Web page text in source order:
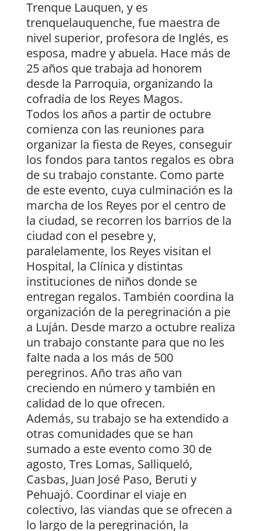
Trenque Lauquen, y es
trenquelauquenche, fue maestra de
nivel superior, profesora de Inglés, es
esposa, madre y abuela. Hace más de
25 años que trabaja ad honorem
desde la Parroquia, organizando la
cofradía de los Reyes Magos.
Todos los años a partir de octubre
comienza con las reuniones para
organizar la fiesta de Reyes, conseguir
los fondos para tantos regalos es obra
de su trabajo constante. Como parte
de este evento, cuya culminación es la
marcha de los Reyes por el centro de
la ciudad, se recorren los barrios de la
ciudad con el pesebre y,
paralelamente, los Reyes visitan el
Hospital, la Clínica y distintas
instituciones de niños donde se
entregan regalos. También coordina la
organización de la peregrinación a pie
a Luján. Desde marzo a octubre realiza
un trabajo constante para que no les
falte nada a los más de 500
peregrinos. Año tras año van
creciendo en número y también en
calidad de lo que ofrecen.
Además, su trabajo se ha extendido a
otras comunidades que se han
sumado a este evento como 30 de
agosto, Tres Lomas, Salliqueló,
Casbas, Juan José Paso, Beruti y
Pehuajó. Coordinar el viaje en
colectivo, las viandas que se ofrecen a
lo largo de la peregrinación, la